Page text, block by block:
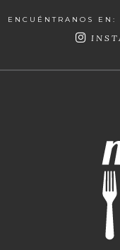
ENCUÉNTRANOS EN: